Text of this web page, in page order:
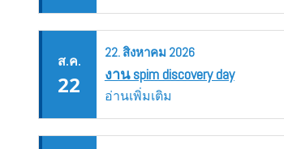
ส.ค.
22
22.สิงหาคม 2026
งาน spim discovery day
อ่านเพิ่มเติม